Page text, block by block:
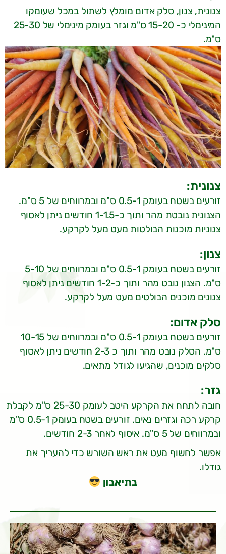
צנונית, צנון, סלק אדום מומלץ לשתול במכל שעומקו
המינימלי כ- 15-20 ס"מ וגזר בעומק מינימלי של 25-30
ס"מ.
צנונית:
זורעים בשטח בעומק 0.5-1 ס"מ ובמרווחים של 5 ס"מ.
הצנונית נובטת מהר ותוך כ-1-1.5 חודשים ניתן לאסוף
צנוניות מוכנות הבולטות מעט מעל לקרקע.
צנון:
זורעים בשטח בעומק 0.5-1 ס"מ ובמרווחים של 5-10
ס"מ. הצנון נובט מהר ותוך כ-1-2 חודשים ניתן לאסוף
צנונים מוכנים הבולטים מעט מעל לקרקע.
סלק אדום:
זורעים בשטח בעומק 0.5-1 ס"מ ובמרווחים של 10-15
ס"מ. הסלק נובט מהר ותוך כ 2-3 חודשים ניתן לאסוף
סלקים מוכנים, שהגיעו לגודל מתאים.
גזר:
חובה לתחח את הקרקע היטב לעומק 25-30 ס"מ לקבלת
קרקע רכה וגזרים נאים. זורעים בשטח בעומק 0.5-1 ס"מ
ובמרווחים של 5 ס"מ. איסוף לאחר 2-3 חודשים.
אפשר לחשוף מעט את ראש השורש כדי להעריך את
גודלו.
בתיאבון